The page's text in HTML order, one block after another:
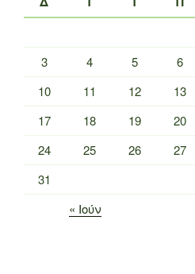
3
4 5 6
10
11 12 13
17
18 19 20
24
25 26 27
31
« Ιούν